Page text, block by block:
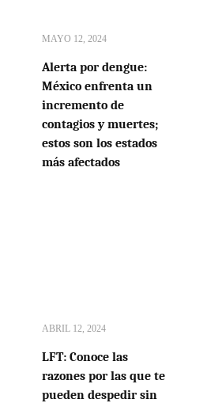
MAYO 12, 2024
Alerta por dengue:
México enfrenta un
incremento de
contagios y muertes;
estos son los estados
más afectados
ABRIL 12, 2024
LFT: Conoce las
razones por las que te
pueden despedir sin